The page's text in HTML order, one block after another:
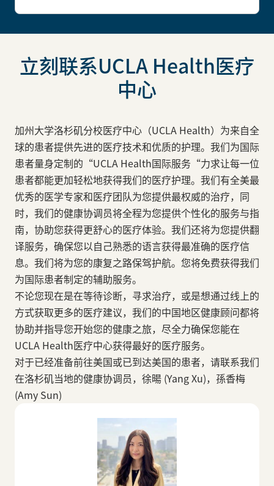
立刻联系UCLA Health医疗
中心
加州大学洛杉矶分校医疗中心（UCLA Health）为来自全
球的患者提供先进的医疗技术和优质的护理。我们为国际
患者量身定制的“UCLA Health国际服务“力求让每一位
患者都能更加轻松地获得我们的医疗护理。我们有全美最
优秀的医学专家和医疗团队为您提供最权威的治疗，同
时，我们的健康协调员将全程为您提供个性化的服务与指
南，协助您获得更舒心的医疗体验。我们还将为您提供翻
译服务，确保您以自己熟悉的语言获得最准确的医疗信
息。我们将为您的康复之路保驾护航。您将免费获得我们
为国际患者制定的辅助服务。
不论您现在是在等待诊断，寻求治疗，或是想通过线上的
方式获取更多的医疗建议，我们的中国地区健康顾问都将
协助并指导您开始您的健康之旅，尽全力确保您能在
UCLA Health医疗中心获得最好的医疗服务。
对于已经准备前往美国或已到达美国的患者，请联系我们
在洛杉矶当地的健康协调员，徐暘 (Yang Xu)，孫香梅
(Amy Sun)